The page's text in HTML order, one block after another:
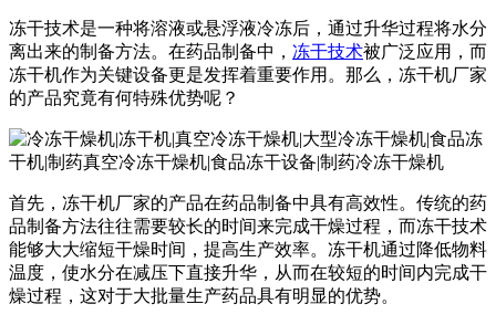
冻干技术是一种将溶液或悬浮液冷冻后，通过升华过程将水分
离出来的制备方法。在药品制备中， 冻干技术被广泛应用，而
冻干机作为关键设备更是发挥着重要作用。那么，冻干机厂家
的产品究竟有何特殊优势呢？
首先，冻干机厂家的产品在药品制备中具有高效性。传统的药
品制备方法往往需要较长的时间来完成干燥过程，而冻干技术
能够大大缩短干燥时间，提高生产效率。冻干机通过降低物料
温度，使水分在减压下直接升华，从而在较短的时间内完成干
燥过程，这对于大批量生产药品具有明显的优势。